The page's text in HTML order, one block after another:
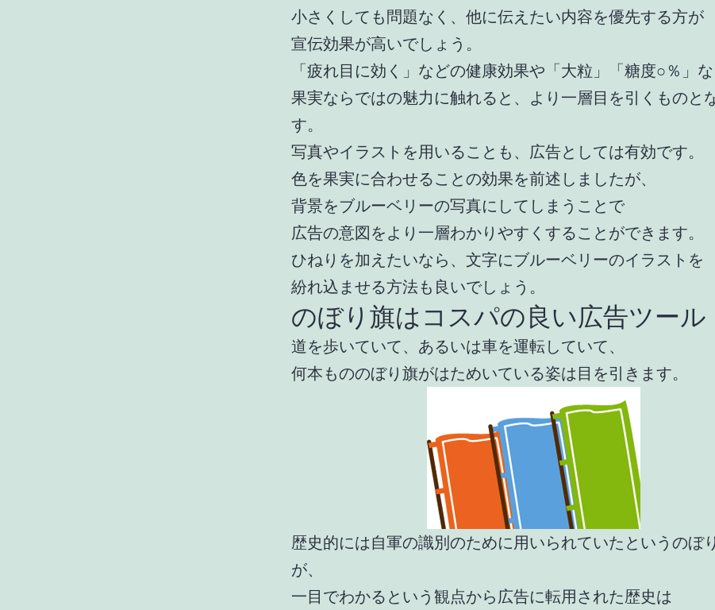
小さくしても問題なく、他に伝えたい内容を優先する方が
宣伝効果が高いでしょう。
「疲れ目に効く」などの健康効果や「大粒」「糖度○％」
果実ならではの魅力に触れると、より一層目を引くものと
す。
写真やイラストを用いることも、広告としては有効です。
色を果実に合わせることの効果を前述しましたが、
背景をブルーベリーの写真にしてしまうことで
広告の意図をより一層わかりやすくすることができます。
ひねりを加えたいなら、文字にブルーベリーのイラストを
紛れ込ませる方法も良いでしょう。
のぼり旗はコスパの良い広告ツール
道を歩いていて、あるいは車を運転していて、
何本もののぼり旗がはためいている姿は目を引きます。
歴史的には自軍の識別のために用いられていたというのぼ
が、
一目でわかるという観点から広告に転用された歴史は